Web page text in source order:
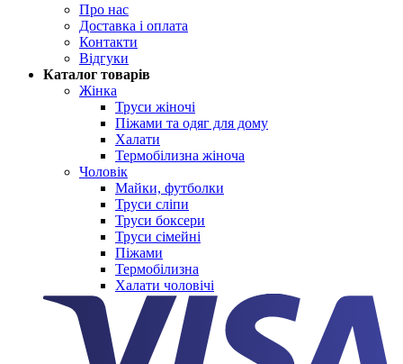
Про нас
Доставка і оплата
Контакти
Відгуки
Каталог товарів
Жінка
Труси жіночі
Піжами та одяг для дому
Халати
Термобілизна жіноча
Чоловік
Майки, футболки
Труси сліпи
Труси боксери
Труси сімейні
Піжами
Термобілизна
Халати чоловічі